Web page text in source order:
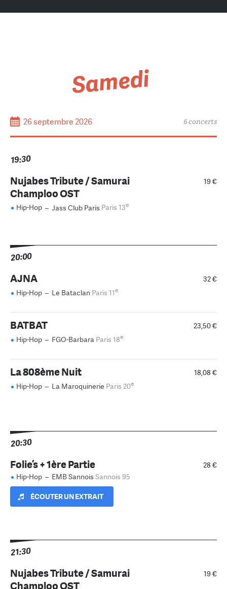
Samedi
26 septembre 2026 6 concerts
19:30
19 €
Nujabes Tribute / Samurai
Champloo OST
Hip-Hop – Jass Club Paris Paris 13e
20:00
32 €
AJNA
Hip-Hop – Le Bataclan Paris 11e
23,50 €
BATBAT
Hip-Hop – FGO-Barbara Paris 18e
18,08 €
La 808ème Nuit
Hip-Hop – La Maroquinerie Paris 20e
20:30
28 €
Folie’s + 1ère Partie
Hip-Hop – EMB SannoisSannois 95
ÉCOUTER UN EXTRAIT
21:30
19 €
Nujabes Tribute / Samurai
Champloo OST